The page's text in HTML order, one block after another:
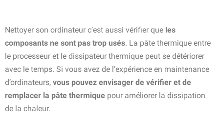
Nettoyer son ordinateur c’est aussi vérifier que les
composants ne sont pas trop usés. La pâte thermique entre
le processeur et le dissipateur thermique peut se détériorer
avec le temps. Si vous avez de l’expérience en maintenance
d’ordinateurs, vous pouvez envisager de vérifier et de
remplacer la pâte thermique pour améliorer la dissipation
de la chaleur.